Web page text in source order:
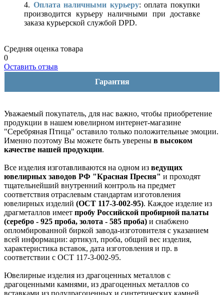
4. Оплата наличными курьеру: оплата покупки
производится курьеру наличными при доставке
заказа курьерской службой DPD.
Средняя оценка товара
0
Оставить отзыв
Гарантия
Уважаемый покупатель, для нас важно, чтобы приобретение
продукции в нашем ювелирном интернет-магазине
"Серебряная Птица" оставило только положительные эмоции.
Именно поэтому Вы можете быть уверены в высоком
качестве нашей продукции.
Все изделия изготавливаются на одном из ведущих
ювелирных заводов РФ "Красная Пресня" и проходят
тщательнейший внутренний контроль на предмет
соответствия отраслевым стандартам изготовления
ювелирных изделий (ОСТ 117-3-002-95). Каждое изделие из
драгметаллов имеет пробу Российской пробирной палаты
(серебро - 925 проба, золота - 585 проба) и снабжено
опломбированной биркой завода-изготовителя с указанием
всей информации: артикул, проба, общий вес изделия,
характеристика вставок, дата изготовления и пр. в
соответствии с ОСТ 117-3-002-95.
Ювелирные изделия из драгоценных металлов с
драгоценными камнями, из драгоценных металлов со